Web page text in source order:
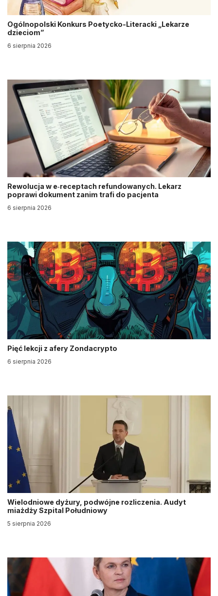
Ogólnopolski Konkurs Poetycko-Literacki „Lekarze
dzieciom”
6 sierpnia 2026
Rewolucja w e‑receptach refundowanych. Lekarz
poprawi dokument zanim trafi do pacjenta
6 sierpnia 2026
Pięć lekcji z afery Zondacrypto
6 sierpnia 2026
Wielodniowe dyżury, podwójne rozliczenia. Audyt
miażdży Szpital Południowy
5 sierpnia 2026